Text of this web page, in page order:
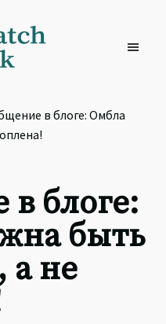
в блоге: Омбла
блоге:
быть
не